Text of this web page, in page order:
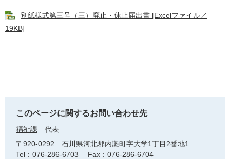
別紙様式第三号（三）廃止・休止届出書 [Excelファイル／
19KB]
このページに関するお問い合わせ先
福祉課
代表
〒920-0292
石川県河北郡内灘町字大学1丁目2番地1
Tel：076-286-6703
Fax：076-286-6704